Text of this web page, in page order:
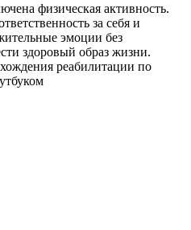
физическая активность.
за себя и
эмоции без
здоровый образ жизни.
реабилитации по